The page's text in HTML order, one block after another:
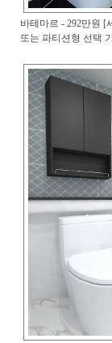
바테마르 - 292만원 [
또는 파티션형 선택